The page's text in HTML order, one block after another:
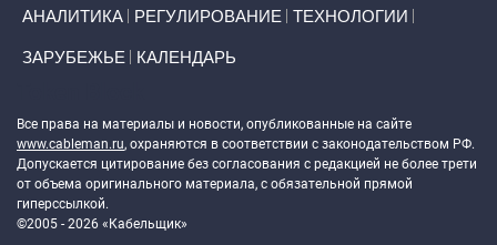
АНАЛИТИКА РЕГУЛИРОВАНИЕ ТЕХНОЛОГИИ
ЗАРУБЕЖЬЕ КАЛЕНДАРЬ
Все права на материалы и новости, опубликованные на сайте
www.cableman.ru, охраняются в соответствии с законодательством РФ.
Допускается цитирование без согласования с редакцией не более трети
от объема оригинального материала, с обязательной прямой
гиперссылкой.
©2005 - 2026 «Кабельщик»